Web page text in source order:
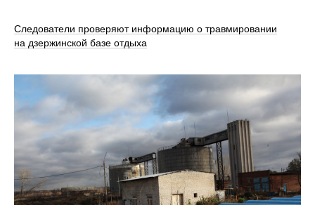
Следователи проверяют информацию о травмировании
на дзержинской базе отдыха